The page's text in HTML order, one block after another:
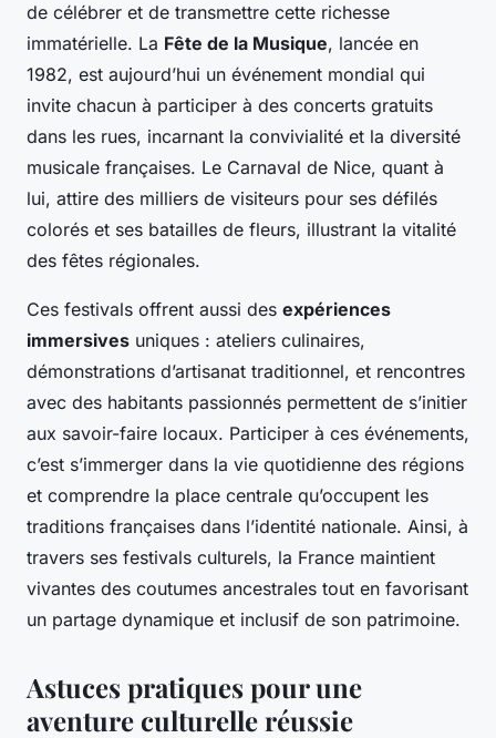
de célébrer et de transmettre cette richesse
immatérielle. La Fête de la Musique, lancée en
1982, est aujourd’hui un événement mondial qui
invite chacun à participer à des concerts gratuits
dans les rues, incarnant la convivialité et la diversité
musicale françaises. Le Carnaval de Nice, quant à
lui, attire des milliers de visiteurs pour ses défilés
colorés et ses batailles de fleurs, illustrant la vitalité
des fêtes régionales.
Ces festivals offrent aussi des expériences
immersives uniques : ateliers culinaires,
démonstrations d’artisanat traditionnel, et rencontres
avec des habitants passionnés permettent de s’initier
aux savoir-faire locaux. Participer à ces événements,
c’est s’immerger dans la vie quotidienne des régions
et comprendre la place centrale qu’occupent les
traditions françaises dans l’identité nationale. Ainsi, à
travers ses festivals culturels, la France maintient
vivantes des coutumes ancestrales tout en favorisant
un partage dynamique et inclusif de son patrimoine.
Astuces pratiques pour une
aventure culturelle réussie